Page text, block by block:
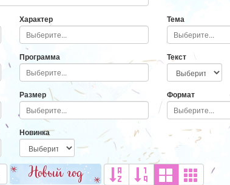
Характер Тема
Программа Текст
Размер Формат
Новинка